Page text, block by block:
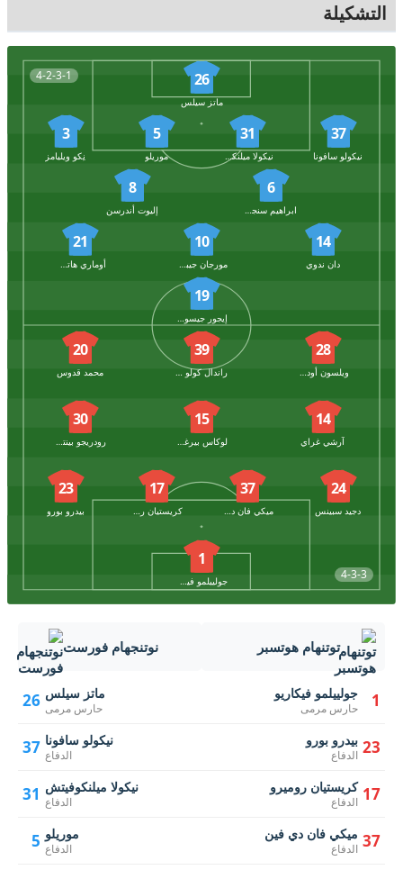
التشكيلة
4-2-3-1 26
ماتز سيلس
37
نيكولو سافونا
31
نيكولا ميلنكوفيتش
5
موريلو
3
نِكو ويليامز
6
ابراهيم سنجره
8
إليوت أندرسن
14
دان ندوي
10
مورجان جيبس-وايت
21
أوماري هاتشينسون
19
إيجور جيسوس
4-3-3
28
39
راندال كولو مواني
20
محمد قدوس
14
آرشي غراي
15
لوكاس بيرغفال
30
رودريجو بينتانكور
24
دجيد سبينس
37
ميكي فان دي فين
17
كريستيان روميرو
23
بيدرو بورو
1
جولييلمو فيكاريو
نوتنجهام فورست
26 ماتز سيلس
حارس مرمى
37 نيكولو سافونا
الدفاع
31 نيكولا ميلنكوفيتش
الدفاع
5 موريلو
الدفاع
توتنهام هوتسبر
1 جولييلمو فيكاريو
حارس مرمى
23 بيدرو بورو
الدفاع
17 كريستيان روميرو
الدفاع
37 ميكي فان دي فين
الدفاع